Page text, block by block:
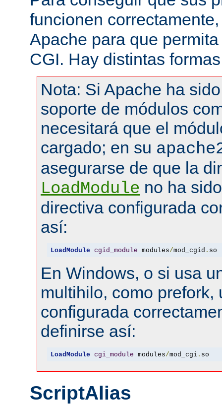
funcionen
Apache para que
CGI. Hay distintas
Nota: Si Apache ha
soporte de módulos
necesitará que el
cargado; en su
asegurarse de que la
LoadModule no ha
directiva configurada
así:
LoadModule cgid_module modules/mod_cgid . so
En Windows, o si usa
multihilo, como prefork,
configurada
definirse así:
LoadModule cgi_module modules/mod_cgi. so
ScriptAlias